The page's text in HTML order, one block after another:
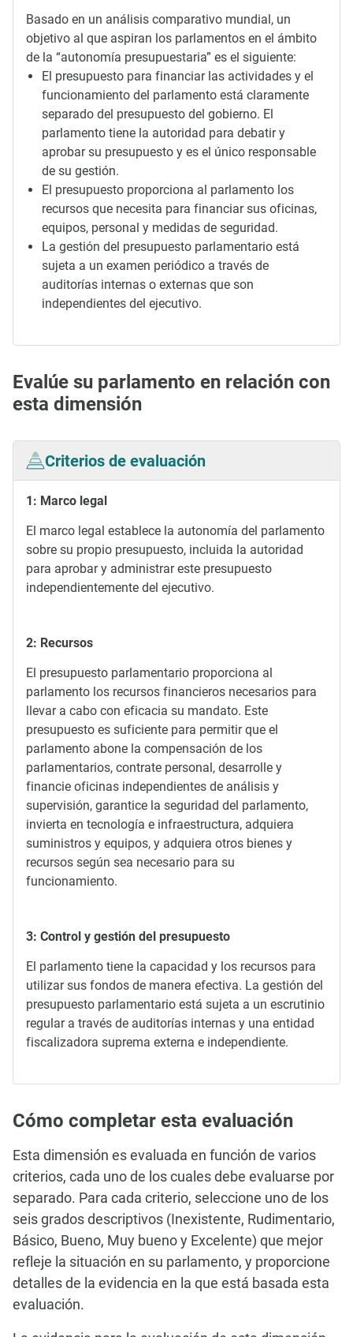
Basado en un análisis comparativo mundial, un
objetivo al que aspiran los parlamentos en el ámbito
de la “autonomía presupuestaria” es el siguiente:
El presupuesto para financiar las actividades y el
funcionamiento del parlamento está claramente
separado del presupuesto del gobierno. El
parlamento tiene la autoridad para debatir y
aprobar su presupuesto y es el único responsable
de su gestión.
El presupuesto proporciona al parlamento los
recursos que necesita para financiar sus oficinas,
equipos, personal y medidas de seguridad.
La gestión del presupuesto parlamentario está
sujeta a un examen periódico a través de
auditorías internas o externas que son
independientes del ejecutivo.
Evalúe su parlamento en relación con
esta dimensión
Criterios de evaluación
1: Marco legal
El marco legal establece la autonomía del parlamento
sobre su propio presupuesto, incluida la autoridad
para aprobar y administrar este presupuesto
independientemente del ejecutivo.
2: Recursos
El presupuesto parlamentario proporciona al
parlamento los recursos financieros necesarios para
llevar a cabo con eficacia su mandato. Este
presupuesto es suficiente para permitir que el
parlamento abone la compensación de los
parlamentarios, contrate personal, desarrolle y
financie oficinas independientes de análisis y
supervisión, garantice la seguridad del parlamento,
invierta en tecnología e infraestructura, adquiera
suministros y equipos, y adquiera otros bienes y
recursos según sea necesario para su
funcionamiento.
3: Control y gestión del presupuesto
El parlamento tiene la capacidad y los recursos para
utilizar sus fondos de manera efectiva. La gestión del
presupuesto parlamentario está sujeta a un escrutinio
regular a través de auditorías internas y una entidad
fiscalizadora suprema externa e independiente.
Cómo completar esta evaluación
Esta dimensión es evaluada en función de varios
criterios, cada uno de los cuales debe evaluarse por
separado. Para cada criterio, seleccione uno de los
seis grados descriptivos (Inexistente, Rudimentario,
Básico, Bueno, Muy bueno y Excelente) que mejor
refleje la situación en su parlamento, y proporcione
detalles de la evidencia en la que está basada esta
evaluación.